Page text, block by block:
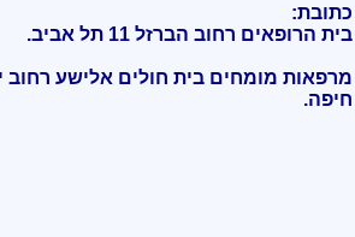
כתובת:
בית הרופאים רחוב הברזל 11 תל אביב.
חיפה.